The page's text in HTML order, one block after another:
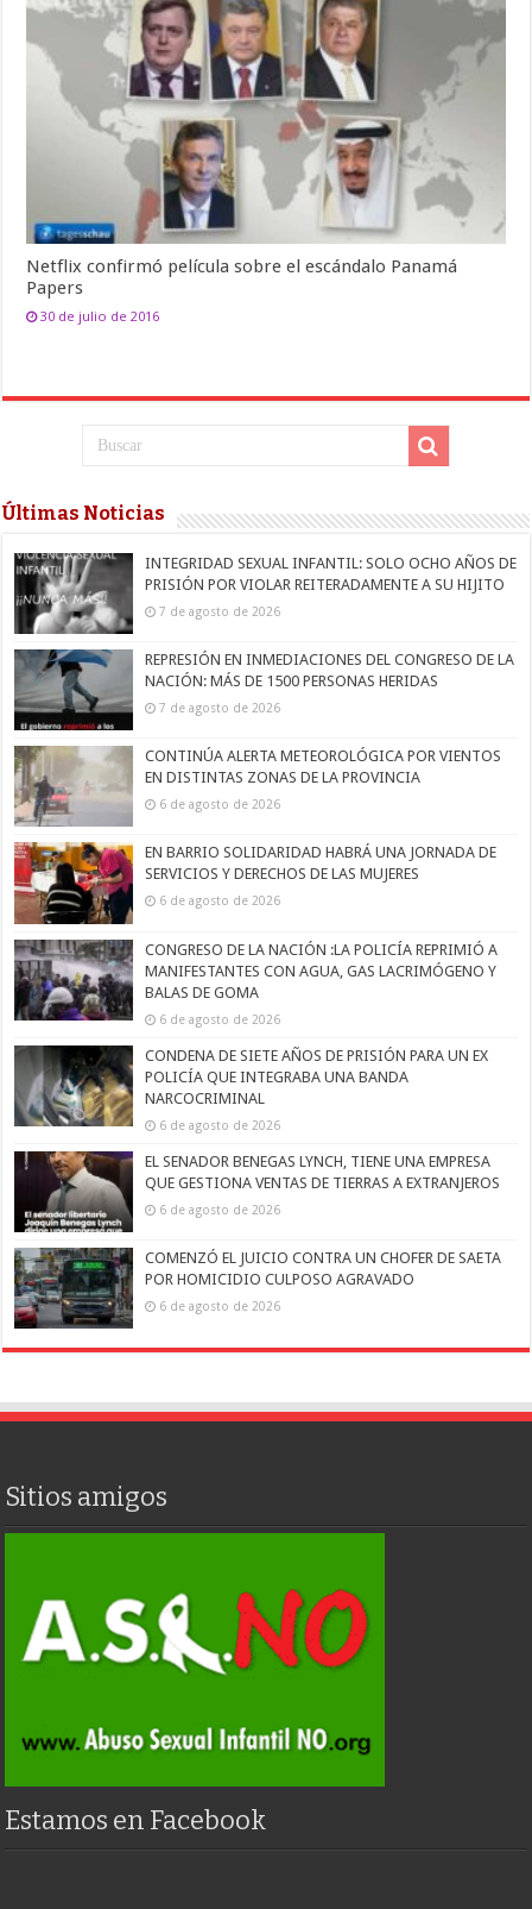
Netflix confirmó película sobre el escándalo Panamá
Papers
30 de julio de 2016
Últimas Noticias
INTEGRIDAD SEXUAL INFANTIL: SOLO OCHO AÑOS DE
PRISIÓN POR VIOLAR REITERADAMENTE A SU HIJITO
7 de agosto de 2026
REPRESIÓN EN INMEDIACIONES DEL CONGRESO DE LA
NACIÓN: MÁS DE 1500 PERSONAS HERIDAS
7 de agosto de 2026
CONTINÚA ALERTA METEOROLÓGICA POR VIENTOS
EN DISTINTAS ZONAS DE LA PROVINCIA
6 de agosto de 2026
EN BARRIO SOLIDARIDAD HABRÁ UNA JORNADA DE
SERVICIOS Y DERECHOS DE LAS MUJERES
6 de agosto de 2026
CONGRESO DE LA NACIÓN :LA POLICÍA REPRIMIÓ A
MANIFESTANTES CON AGUA, GAS LACRIMÓGENO Y
BALAS DE GOMA
6 de agosto de 2026
CONDENA DE SIETE AÑOS DE PRISIÓN PARA UN EX
POLICÍA QUE INTEGRABA UNA BANDA
NARCOCRIMINAL
6 de agosto de 2026
EL SENADOR BENEGAS LYNCH, TIENE UNA EMPRESA
QUE GESTIONA VENTAS DE TIERRAS A EXTRANJEROS
6 de agosto de 2026
COMENZÓ EL JUICIO CONTRA UN CHOFER DE SAETA
POR HOMICIDIO CULPOSO AGRAVADO
6 de agosto de 2026
Sitios amigos
Estamos en Facebook